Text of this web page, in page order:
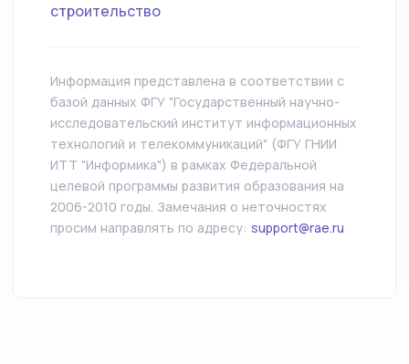
строительство
Информация представлена в соответствии с
базой данных ФГУ "Государственный научно-
исследовательский институт информационных
технологий и телекоммуникаций" (ФГУ ГНИИ
ИТТ "Информика") в рамках Федеральной
целевой программы развития образования на
2006-2010 годы. Замечания о неточностях
просим направлять по адресу: support@rae.ru